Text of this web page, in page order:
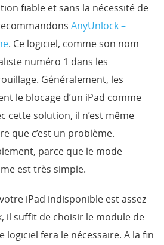
fiable et sans la nécessité de
AnyUnlock –
. Ce logiciel, comme son nom
numéro 1 dans les
Généralement, les
le blocage d’un iPad comme
cette solution, il n’est même
que c’est un problème.
parce que le mode
est très simple.
iPad indisponible est assez
il suffit de choisir le module de
logiciel fera le nécessaire. A la fin